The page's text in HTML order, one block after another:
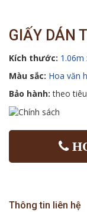
GIẤY DÁN
Kích thước: 1.06m
Màu sắc: Hoa văn
Bảo hành:theo
Thông tin liên hệ